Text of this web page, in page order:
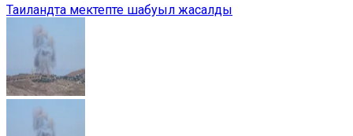
Таиландта мектепте шабуыл жасалды